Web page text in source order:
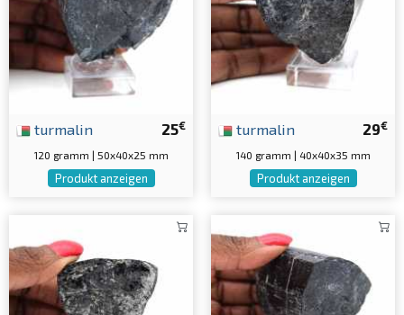
25€
turmalin
120 gramm | 50x40x25 mm
Produkt anzeigen
29€
turmalin
140 gramm | 40x40x35 mm
Produkt anzeigen